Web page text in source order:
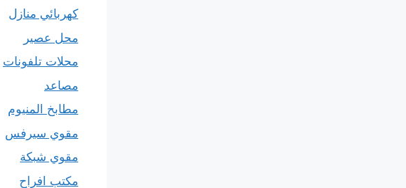
كهربائي منازل
محل عصير
محلات تلفونات
مصاعد
مطابخ المنيوم
مقوي سيرفس
مقوي شبكة
مكتب افراح